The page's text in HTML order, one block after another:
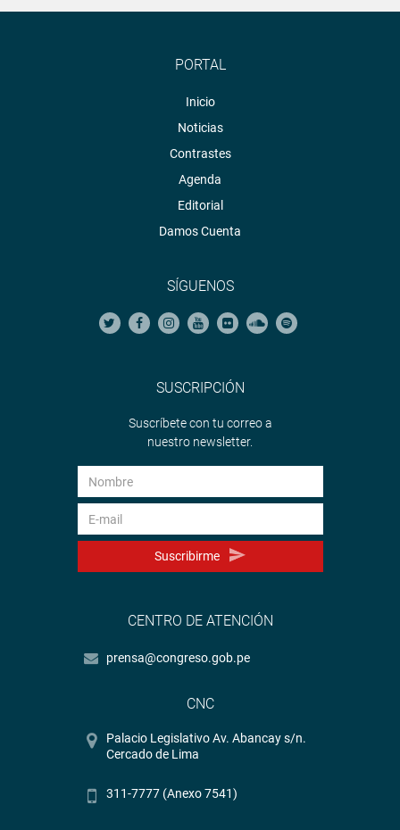
PORTAL
Inicio
Noticias
Contrastes
Agenda
Editorial
Damos Cuenta
SÍGUENOS
SUSCRIPCIÓN
Suscríbete con tu correo a
nuestro newsletter.
Suscribirme
CENTRO DE ATENCIÓN
prensa@congreso.gob.pe
CNC
Palacio Legislativo Av. Abancay s/n.
Cercado de Lima
311-7777 (Anexo 7541)